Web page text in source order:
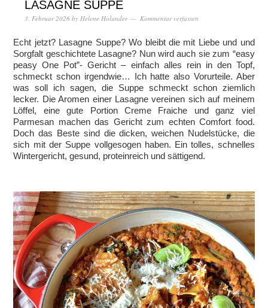
LASAGNE SUPPE
3. Februar 2026 by Helene Holunder Kommentar verfassen
Echt jetzt? Lasagne Suppe? Wo bleibt die mit Liebe und und
Sorgfalt geschichtete Lasagne? Nun wird auch sie zum “easy
peasy One Pot”- Gericht – einfach alles rein in den Topf,
schmeckt schon irgendwie… Ich hatte also Vorurteile. Aber
was soll ich sagen, die Suppe schmeckt schon ziemlich
lecker. Die Aromen einer Lasagne vereinen sich auf meinem
Löffel, eine gute Portion Creme Fraiche und ganz viel
Parmesan machen das Gericht zum echten Comfort food.
Doch das Beste sind die dicken, weichen Nudelstücke, die
sich mit der Suppe vollgesogen haben. Ein tolles, schnelles
Wintergericht, gesund, proteinreich und sättigend.